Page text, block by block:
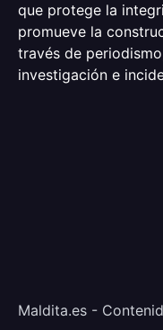
que protege la
promueve la
través de
investigación e
Maldita.es -